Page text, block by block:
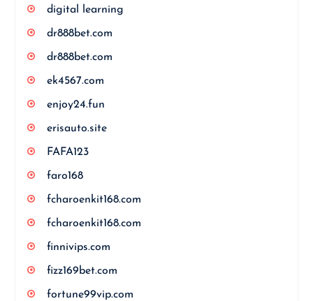
digital learning
dr888bet.com
dr888bet.com
ek4567.com
enjoy24.fun
erisauto.site
FAFA123
faro168
fcharoenkit168.com
fcharoenkit168.com
finnivips.com
fizz169bet.com
fortune99vip.com